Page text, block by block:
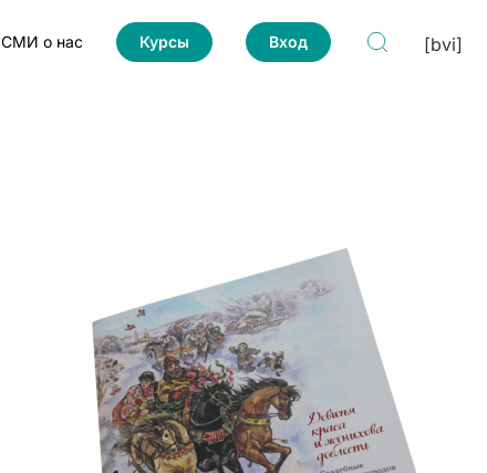
СМИ о нас Курсы Вход [bvi]